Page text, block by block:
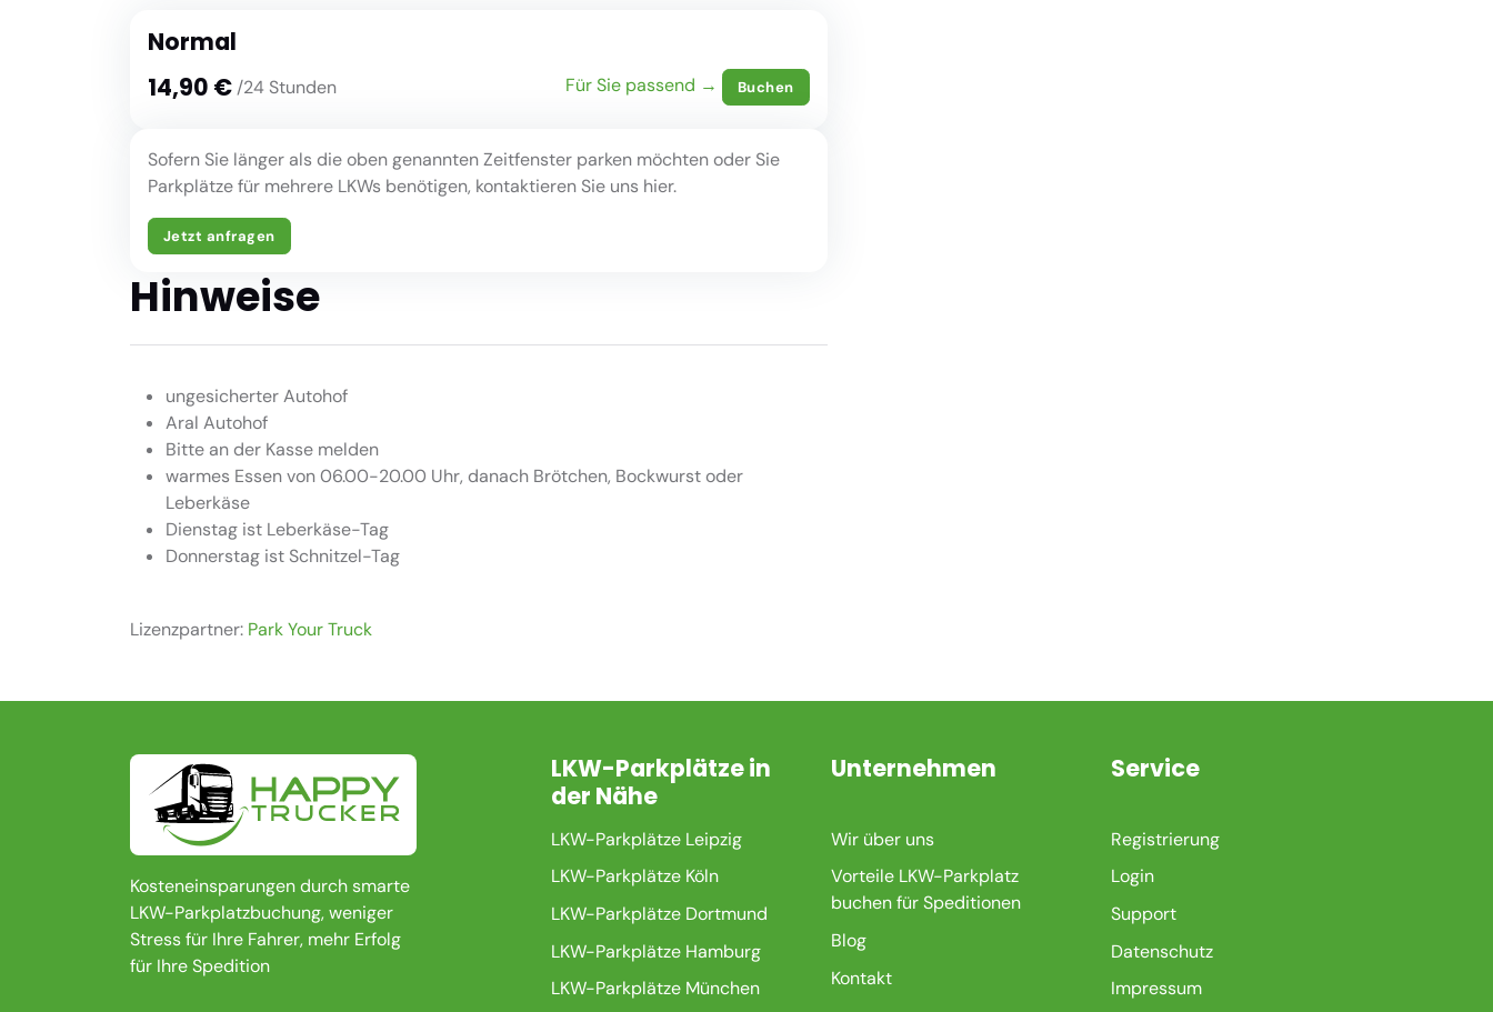
Normal
14,90 € /24 Stunden Für Sie passend → Buchen
Sofern Sie länger als die oben genannten Zeitfenster parken möchten oder Sie
Parkplätze für mehrere LKWs benötigen, kontaktieren Sie uns hier.
Jetzt anfragen
Hinweise
ungesicherter Autohof
Aral Autohof
Bitte an der Kasse melden
warmes Essen von 06.00-20.00 Uhr, danach Brötchen, Bockwurst oder
Leberkäse
Dienstag ist Leberkäse-Tag
Donnerstag ist Schnitzel-Tag
Lizenzpartner: Park Your Truck
Kosteneinsparungen durch smarte
LKW-Parkplatzbuchung, weniger
Stress für Ihre Fahrer, mehr Erfolg
für Ihre Spedition
LKW-Parkplätze in
der Nähe
LKW-Parkplätze Leipzig
LKW-Parkplätze Köln
LKW-Parkplätze Dortmund
LKW-Parkplätze Hamburg
LKW-Parkplätze München
Unternehmen
Wir über uns
Vorteile LKW-Parkplatz
buchen für Speditionen
Blog
Kontakt
Service
Registrierung
Login
Support
Datenschutz
Impressum